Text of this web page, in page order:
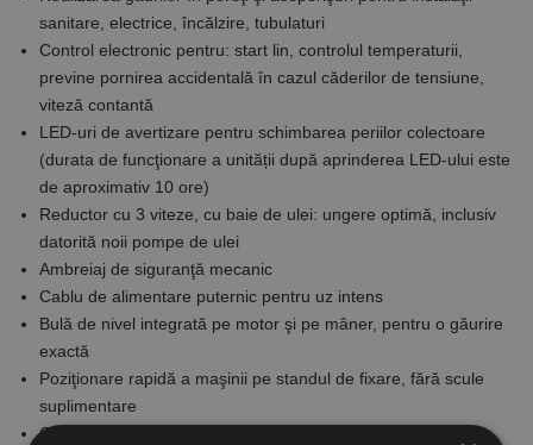
sanitare, electrice, încălzire, tubulaturi
Control electronic pentru: start lin, controlul temperaturii,
previne pornirea accidentală în cazul căderilor de tensiune,
viteză contantă
LED-uri de avertizare pentru schimbarea periilor colectoare
(durata de funcţionare a unității după aprinderea LED-ului este
de aproximativ 10 ore)
Reductor cu 3 viteze, cu baie de ulei: ungere optimă, inclusiv
datorită noii pompe de ulei
Ambreiaj de siguranţă mecanic
Cablu de alimentare puternic pentru uz intens
Bulă de nivel integrată pe motor şi pe mâner, pentru o găurire
exactă
Poziţionare rapidă a maşinii pe standul de fixare, fără scule
suplimentare
Coloana poate fi înclinată la 45°